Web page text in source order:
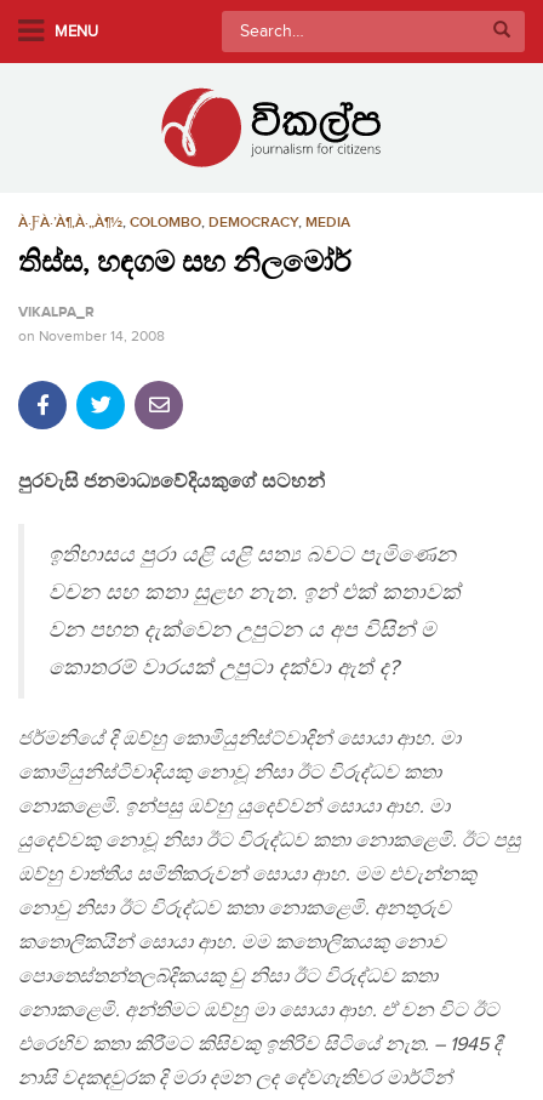
MENU
Search
for:
À·ƑÀ·’À¶‚À·„À¶½, COLOMBO, DEMOCRACY, MEDIA
තිස්ස, හඳගම සහ නිලමෝර්
VIKALPA_R
on November 14, 2008
පුරවැසි ජනමාධ්‍යවේදියකුගේ සටහන්
ඉතිහාසය පුරා යළි යළි සත්‍ය බවට පැමිණෙන
වචන සහ කතා සුළභ නැත. ඉන් එක් කතාවක්
වන පහත දැක්වෙන උපුටන ය අප විසින් ම
කොතරම් වාරයක් උපුටා දක්වා ඇත් ද?
ජර්මනියේ දි ඔව්හු කොමියුනිස්ට්වාදින් සොයා ආහ. මා
කොමියුනිස්ටිවාදියකු නොවූ නිසා ඊට විරුද්ධව කතා
නොකළෙමි. ඉන්පසු ඔව්හු යුදෙව්වන් සොයා ආහ. මා
යුදෙව්වකු නොවූ නිසා ඊට විරුද්ධව කතා නොකළෙමි. ඊට පසු
ඔව්හු වාත්තීය සමිතිකරුවන් සොයා ආහ. මම එවැන්නකු
නොවු නිසා ඊට විරුද්ධව කතා නොකළෙමි. අනතුරුව
කතොලිකයින් සොයා ආහ. මම කතොලිකයකු නොව
පොතෙස්තන්තලබ්දිකයකු වු නිසා ඊට විරුද්ධව කතා
නොකළෙමි. අන්තිමට ඔව්හු මා සොයා ආහ. ඒ වන විට ඊට
එරෙහිව කතා කිරීමට කිසිවකු ඉතිරිව සිටියේ නැත. – 1945 දී
නාසි වදකඳවුරක දි මරා දමන ලද දේවගැතිවර මාර්ටින්